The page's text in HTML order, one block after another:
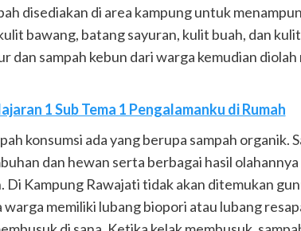
disediakan di area kampung untuk
bawang, batang sayuran, kulit buah, dan
dan sampah kebun dari warga kemudian diolah
1 Sub Tema 1 Pengalamanku di Rumah
konsumsi ada yang berupa sampah organik.
dan hewan serta berbagai hasil
Kampung Rawajati tidak akan ditemukan
memiliki lubang biopori atau lubang